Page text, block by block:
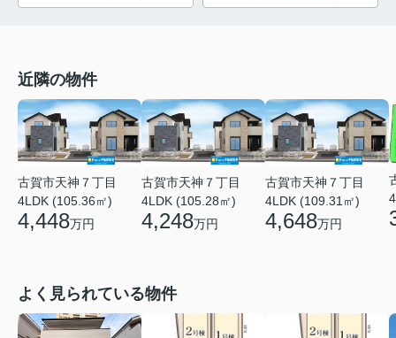
近隣の物件
古賀市天神７丁目
4LDK (105.36㎡)
4,448万円
古賀市天神７丁目
4LDK (105.28㎡)
4,248万円
古賀市天神７丁目
4LDK (109.31㎡)
4,648万円
よく見られている物件